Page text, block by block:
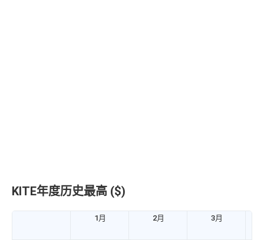
KITE年度历史最高 ($)
1月 2月 3月